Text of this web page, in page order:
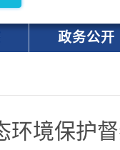
政务公开
环境保护